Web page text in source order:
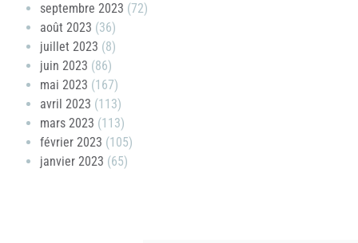
septembre 2023 (72)
août 2023 (36)
juillet 2023 (8)
juin 2023 (86)
mai 2023 (167)
avril 2023 (113)
mars 2023 (113)
février 2023 (105)
janvier 2023 (65)